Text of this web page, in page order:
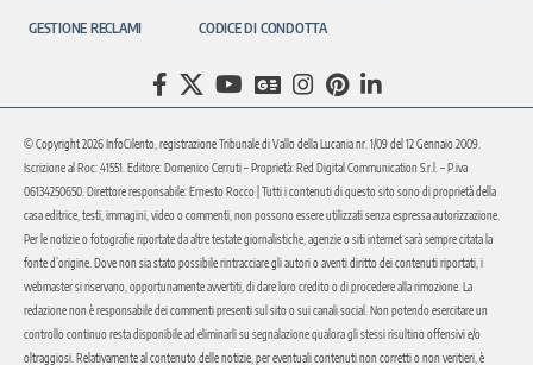
GESTIONE RECLAMI CODICE DI CONDOTTA
© Copyright 2026 InfoCilento, registrazione Tribunale di Vallo della Lucania nr. 1/09 del 12 Gennaio 2009.
Iscrizione al Roc: 41551. Editore: Domenico Cerruti – Proprietà: Red Digital Communication S.r.l. – P.iva
06134250650. Direttore responsabile: Ernesto Rocco | Tutti i contenuti di questo sito sono di proprietà della
casa editrice, testi, immagini, video o commenti, non possono essere utilizzati senza espressa autorizzazione.
Per le notizie o fotografie riportate da altre testate giornalistiche, agenzie o siti internet sarà sempre citata la
fonte d’origine. Dove non sia stato possibile rintracciare gli autori o aventi diritto dei contenuti riportati, i
webmaster si riservano, opportunamente avvertiti, di dare loro credito o di procedere alla rimozione. La
redazione non è responsabile dei commenti presenti sul sito o sui canali social. Non potendo esercitare un
controllo continuo resta disponibile ad eliminarli su segnalazione qualora gli stessi risultino offensivi e/o
oltraggiosi. Relativamente al contenuto delle notizie, per eventuali contenuti non corretti o non veritieri, è